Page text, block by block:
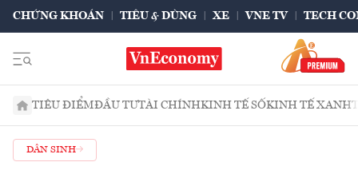
CHỨNG KHOÁN TIÊU & DÙNG XE VNE TV TECH
TIÊU ĐIỂMĐẦU TƯTÀI CHÍNHKINH TẾ SỐKINH TẾ XANH
DÂN SINH